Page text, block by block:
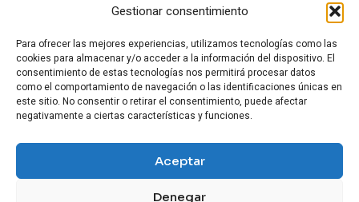
Gestionar consentimiento
Para ofrecer las mejores experiencias, utilizamos tecnologías como las
cookies para almacenar y/o acceder a la información del dispositivo. El
consentimiento de estas tecnologías nos permitirá procesar datos
como el comportamiento de navegación o las identificaciones únicas en
este sitio. No consentir o retirar el consentimiento, puede afectar
negativamente a ciertas características y funciones.
Aceptar
Denegar
CARRERA MILITAR Y FORMACIÓN
VIDA MILITAR EN ESPAÑA
EQUIPAMIENTO Y SUPERVIVENCIA
OCIO Y CULTURA MILITAR
HISTORIA MILITAR
CURIOSIDADES Y ANÉCDOTAS MILITARES
ARMAMENTO Y VEHÍCULOS MILITARES